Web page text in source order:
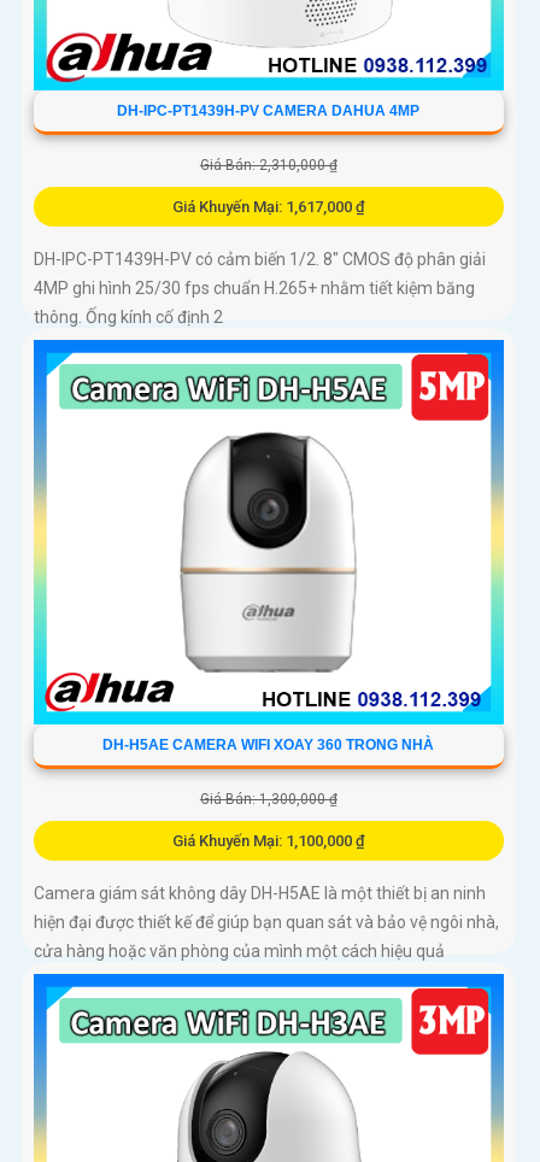
DH-IPC-PT1439H-PV CAMERA DAHUA 4MP
Giá Bán: 2,310,000 ₫
Giá Khuyến Mại: 1,617,000 ₫
DH-IPC-PT1439H-PV có cảm biến 1/2. 8″ CMOS độ phân giải
4MP ghi hình 25/30 fps chuẩn H.265+ nhằm tiết kiệm băng
thông. Ống kính cố định 2
DH-H5AE CAMERA WIFI XOAY 360 TRONG NHÀ
Giá Bán: 1,300,000 ₫
Giá Khuyến Mại: 1,100,000 ₫
Camera giám sát không dây DH-H5AE là một thiết bị an ninh
hiện đại được thiết kế để giúp bạn quan sát và bảo vệ ngôi nhà,
cửa hàng hoặc văn phòng của mình một cách hiệu quả